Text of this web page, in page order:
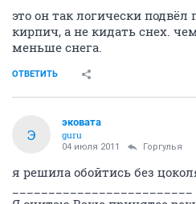
это он так логически
кирпич, а не кидать снех.
меньше снега.
ОТВЕТИТЬ
Э
эковата
guru
04 июля 2011 Горгулья
я решила обойтись без